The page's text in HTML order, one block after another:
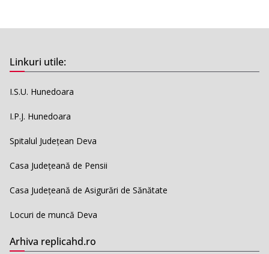
Linkuri utile:
I.S.U. Hunedoara
I.P.J. Hunedoara
Spitalul Județean Deva
Casa Județeană de Pensii
Casa Județeană de Asigurări de Sănătate
Locuri de muncă Deva
Arhiva replicahd.ro